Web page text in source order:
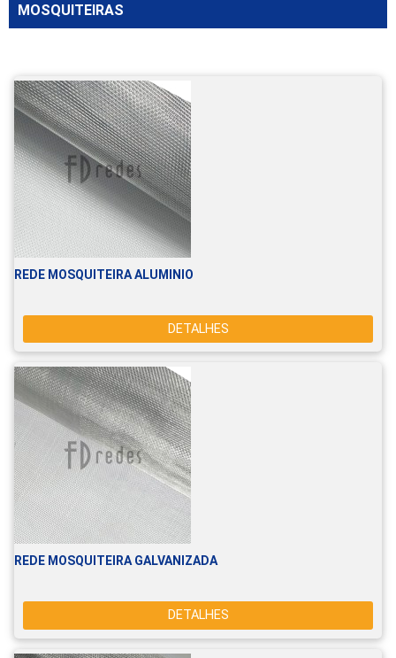
MOSQUITEIRAS
REDE MOSQUITEIRA ALUMINIO
DETALHES
REDE MOSQUITEIRA GALVANIZADA
DETALHES